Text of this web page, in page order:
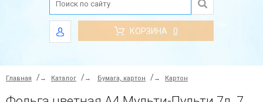
КОРЗИНА 0
Главная → Каталог → Бумага, картон → Картон